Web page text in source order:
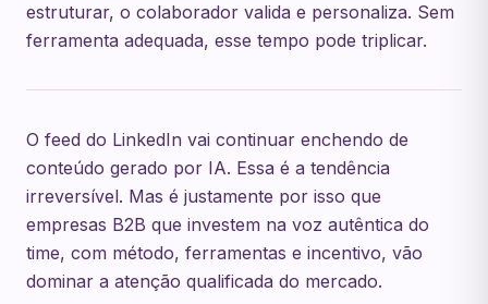
estruturar, o colaborador valida e personaliza. Sem
ferramenta adequada, esse tempo pode triplicar.
O feed do LinkedIn vai continuar enchendo de
conteúdo gerado por IA. Essa é a tendência
irreversível. Mas é justamente por isso que
empresas B2B que investem na voz autêntica do
time, com método, ferramentas e incentivo, vão
dominar a atenção qualificada do mercado.